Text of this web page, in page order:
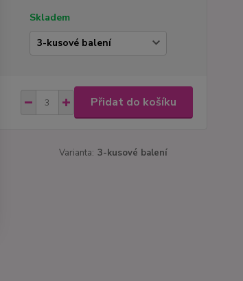
Skladem
Přidat do košíku
Varianta: 3-kusové balení